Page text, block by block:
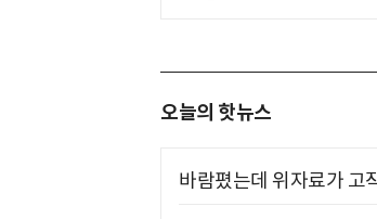
오늘의 핫뉴스
바람폈는데 위자료가 고